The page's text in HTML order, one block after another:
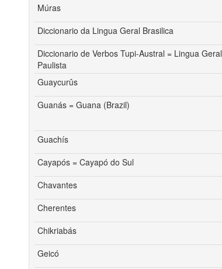
Múras
Diccionario da Lingua Geral Brasilica
Diccionario de Verbos Tupi-Austral = Lingua Geral
Paulista
Guaycurûs
Guanás = Guana (Brazil)
Guachís
Cayapós = Cayapó do Sul
Chavantes
Cherentes
Chikriabás
Geicó